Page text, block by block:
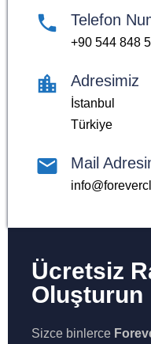
Telefon
+90 544 848
Adresimiz
İstanbul
Türkiye
Mail
Ücretsiz
Oluşturun
Sizce binlerce